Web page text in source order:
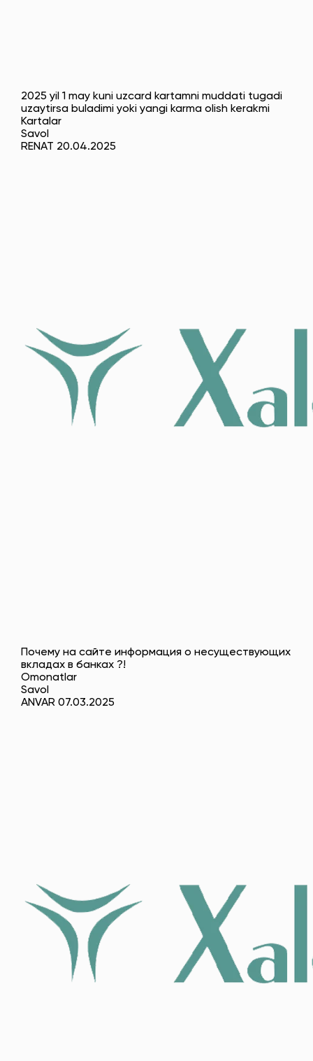
2025 yil 1 may kuni uzcard kartamni muddati tugadi
uzaytirsa buladimi yoki yangi karma olish kerakmi
Kartalar
Savol
RENAT 20.04.2025
Почему на сайте информация о несуществующих
вкладах в банках ?!
Omonatlar
Savol
ANVAR 07.03.2025